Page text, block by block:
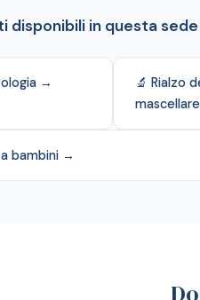
disponibili in questa sede
→
🔬 Rialzo
bambini →